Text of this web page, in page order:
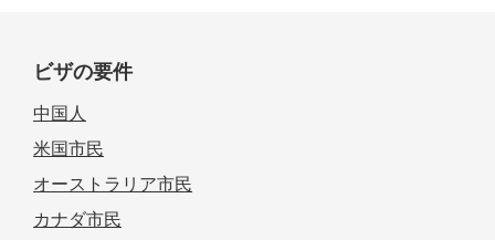
ビザの要件
中国人
米国市民
オーストラリア市民
カナダ市民